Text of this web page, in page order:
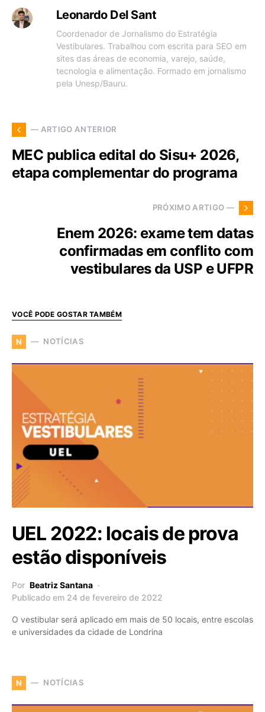
Leonardo Del Sant
Coordenador de Jornalismo do Estratégia
Vestibulares. Trabalhou com escrita para SEO em
sites das áreas de economia, varejo, saúde,
tecnologia e alimentação. Formado em jornalismo
pela Unesp/Bauru.
— ARTIGO ANTERIOR
MEC publica edital do Sisu+ 2026,
etapa complementar do programa
PRÓXIMO ARTIGO —
Enem 2026: exame tem datas
confirmadas em conflito com
vestibulares da USP e UFPR
VOCÊ PODE GOSTAR TAMBÉM
N NOTÍCIAS
UEL 2022: locais de prova
estão disponíveis
Por Beatriz Santana
Publicado em 24 de fevereiro de 2022
O vestibular será aplicado em mais de 50 locais, entre escolas
e universidades da cidade de Londrina
N NOTÍCIAS